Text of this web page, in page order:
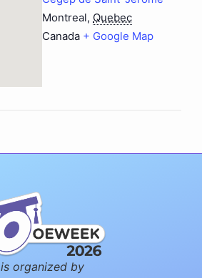
Montreal, Quebec
Canada + Google Map
is organized by